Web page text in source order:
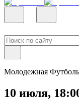
Молодежная
10 июля,